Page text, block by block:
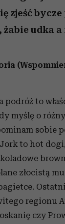
zjeść
żabie udka
podróż to
myślę o
sobie
Jork to hot
złocistą
regionu
czy